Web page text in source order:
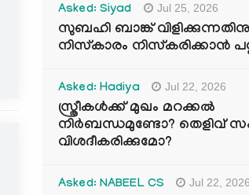
Asked: Siyad Jul 25, 2026
സുബഹി ബാങ്ക്
നിസ്കാരം നിസ്കരിക്കാൻ
Asked: Hadiya Jul 22, 2026
സ്ത്രീകൾക്ക് മുഖം മറക്കൽ
നിർബന്ധമുണ്ടോ? തെളിവ്
വിശദീകരിക്കുമോ?
Asked: NABEEL CS Jul 22, 2026